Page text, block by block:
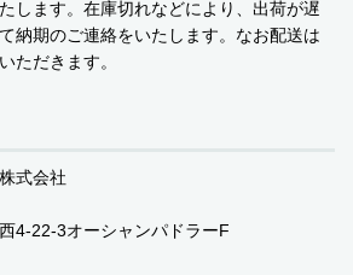
します。在庫切れなどにより、出荷が遅
納期のご連絡をいたします。なお配送は
ただきます。
式会社
4-22-3オーシャンパドラーF